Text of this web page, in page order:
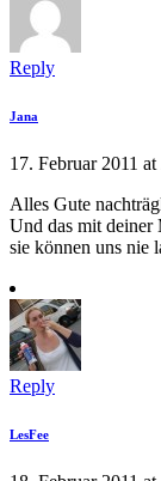
Reply
Jana
17. Februar 2011
Alles Gute
Und das mit
sie können uns nie
Reply
LesFee